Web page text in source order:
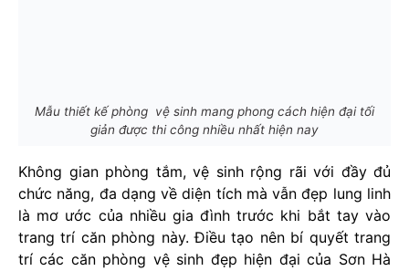
Mẫu thiết kế phòng vệ sinh mang phong cách hiện đại tối
giản được thi công nhiều nhất hiện nay
Không gian phòng tắm, vệ sinh rộng rãi với đầy đủ
chức năng, đa dạng về diện tích mà vẫn đẹp lung linh
là mơ ước của nhiều gia đình trước khi bắt tay vào
trang trí căn phòng này. Điều tạo nên bí quyết trang
trí các căn phòng vệ sinh đẹp hiện đại của Sơn Hà